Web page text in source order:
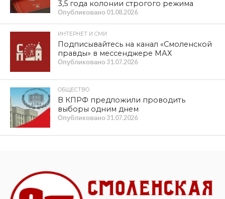
3,5 года колонии строгого режима
Опубликовано 01.08.2026
ИНТЕРНЕТ И СМИ
Подписывайтесь на канал «Смоленской
правды» в мессенджере МАХ
Опубликовано31.07.2026
ОБЩЕСТВО
В КПРФ предложили проводить
выборы одним днем
Опубликовано31.07.2026